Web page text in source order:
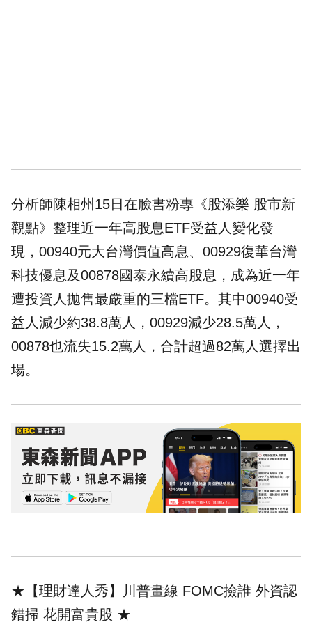
分析師陳相州15日在臉書粉專 《股添樂 股市新
觀點》 整理近一年高股息ETF受益人變化發
現，00940元大台灣價值高息、00929復華台灣
科技優息及00878國泰永續高股息，成為近一年
遭投資人拋售最嚴重的三檔ETF。其中00940受
益人減少約38.8萬人，00929減少28.5萬人，
00878也流失15.2萬人，合計超過82萬人選擇出
場。
★【理財達人秀】川普畫線 FOMC撿誰 外資認
錯掃 花開富貴股 ★